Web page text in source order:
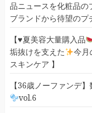
品ニュースを化粧品
ブランドから待望のプ
【♥️夏美容大量購入品
垢抜けを支えた
今月
スキンケア 】
【36歳ノーファンデ
vol.6